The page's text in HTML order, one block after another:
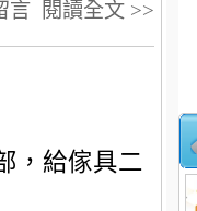
閱讀全文 >>
言
，給傢具二